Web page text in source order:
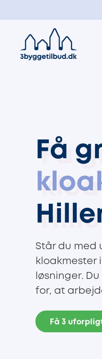
Få
Står du med
kloakmester
løsninger.
for, at
Få 3